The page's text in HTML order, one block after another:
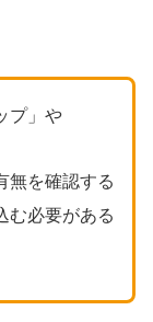
プ」や
無を確認する
む必要がある